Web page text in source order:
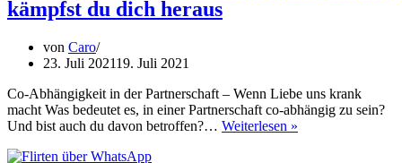
kämpfst du dich heraus
von Caro
23. Juli 202119. Juli 2021
Co-Abhängigkeit in der Partnerschaft – Wenn Liebe uns krank
macht Was bedeutet es, in einer Partnerschaft co-abhängig zu sein?
Und bist auch du davon betroffen?… Weiterlesen »